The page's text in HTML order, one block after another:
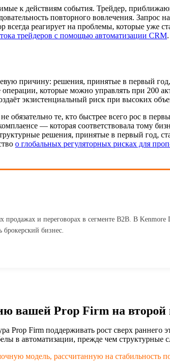
к действиям события. Трейдер,
повторного вовлечения. Запрос
реагирует на проблемы, которые уже
трейдеров с помощью автоматизации CRM.
причину: решения, принятые в первый
которые можно управлять при 200
экзистенциальный риск при высоких
обязательно те, кто быстрее всего рос в
— которая соответствовала тому
решения, принятые в первый
о глобальных регуляторных рисках для
и переговорах в сегменте B2B. В
бизнес.
вашей Prop Firm на второй
Prop Firm поддерживать рост сверх
в автоматизации, прежде чем структурные
модель, рассчитанную на стабильность